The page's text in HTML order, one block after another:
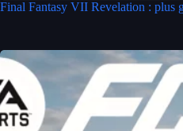
Final Fantasy VII Revelation : plus